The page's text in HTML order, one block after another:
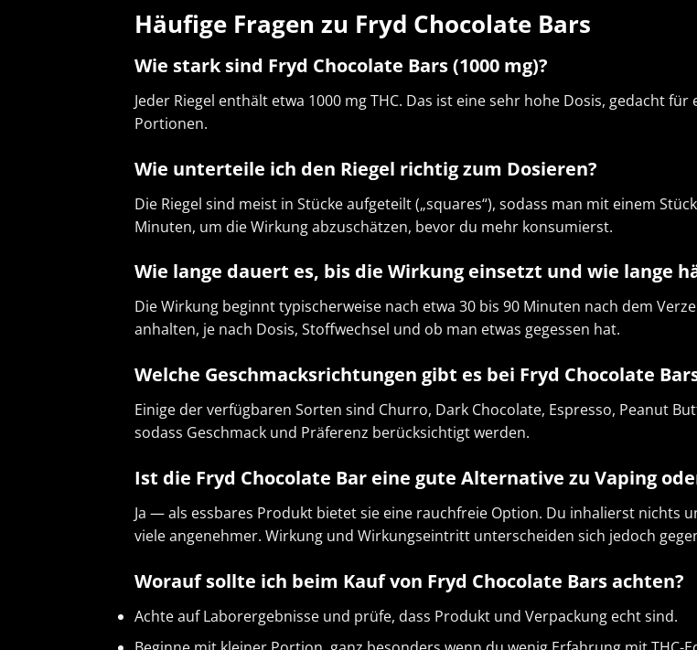
Häufige Fragen zu Fryd Chocolate Bars
Wie stark sind Fryd Chocolate Bars (1000 mg)?
Jeder Riegel enthält etwa 1000 mg THC. Das ist eine sehr hohe Dosis, gedacht
Portionen.
Wie unterteile ich den Riegel richtig zum Dosieren?
Die Riegel sind meist in Stücke aufgeteilt („squares“), sodass man mit einem
Minuten, um die Wirkung abzuschätzen, bevor du mehr konsumierst.
Wie lange dauert es, bis die Wirkung einsetzt und wie lange
Die Wirkung beginnt typischerweise nach etwa 30 bis 90 Minuten nach dem
anhalten, je nach Dosis, Stoffwechsel und ob man etwas gegessen hat.
Welche Geschmacksrichtungen gibt es bei Fryd Chocolate
Einige der verfügbaren Sorten sind Churro, Dark Chocolate, Espresso, Peanut
sodass Geschmack und Präferenz berücksichtigt werden.
Ist die Fryd Chocolate Bar eine gute Alternative zu Vaping
Ja — als essbares Produkt bietet sie eine rauchfreie Option. Du inhalierst nichts
viele angenehmer. Wirkung und Wirkungseintritt unterscheiden sich jedoch
Worauf sollte ich beim Kauf von Fryd Chocolate Bars achten?
Achte auf Laborergebnisse und prüfe, dass Produkt und Verpackung echt sind.